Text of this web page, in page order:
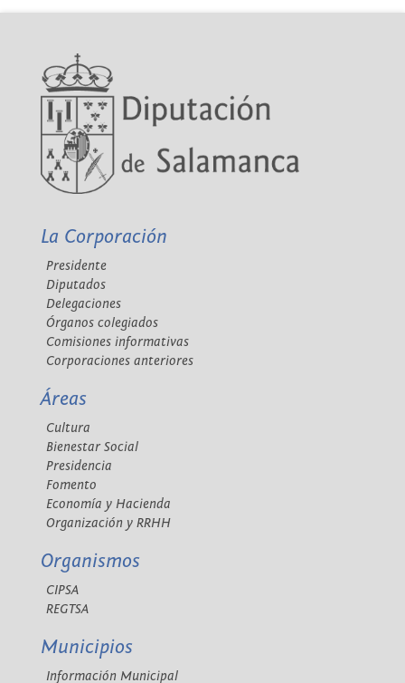
La Corporación
Presidente
Diputados
Delegaciones
Órganos colegiados
Comisiones informativas
Corporaciones anteriores
Áreas
Cultura
Bienestar Social
Presidencia
Fomento
Economía y Hacienda
Organización y RRHH
Organismos
CIPSA
REGTSA
Municipios
Información Municipal